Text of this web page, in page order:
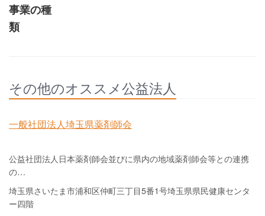
事業の種
類
その他のオススメ公益法人
一般社団法人埼玉県薬剤師会
公益社団法人日本薬剤師会並びに県内の地域薬剤師会等との連携
の…
埼玉県さいたま市浦和区仲町三丁目5番1号埼玉県県民健康センタ
ー四階